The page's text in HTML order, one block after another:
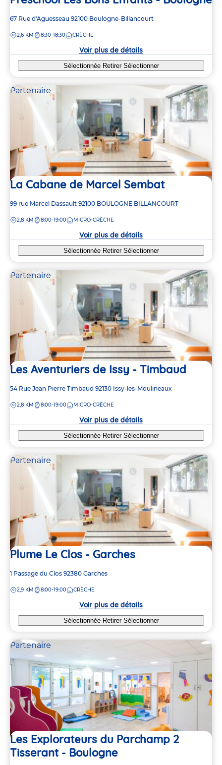
Adresse
la
67 Rue d'Aguesseau 92100 Boulogne-Billancourt
DISTANCE
2,6 KM 8:30-18:30 CRÈCHE
Voir plus de détails
Sélectionnée Retirer Sélectionner
Partenaire
La Cabane de Marcel Sembat
Adresse
la
99 rue Marcel Dassault 92100 BOULOGNE BILLANCOURT
DISTANCE
2,8 KM 8:00-19:00 MICRO-CRÈCHE
Voir plus de détails
Sélectionnée Retirer Sélectionner
Partenaire
Les Aventuriers de Issy - Timbaud
Adresse
la
54 Rue Jean Pierre Timbaud 92130 Issy-les-Moulineaux
DISTANCE
2,8 KM 8:00-19:00 MICRO-CRÈCHE
Voir plus de détails
Sélectionnée Retirer Sélectionner
Partenaire
Plume Le Clos - Garches
Adresse
la
1 Passage du Clos 92380 Garches
DISTANCE
2,9 KM 8:00-19:00 CRÈCHE
Voir plus de détails
Sélectionnée Retirer Sélectionner
Partenaire
Les Explorateurs du Parchamp 2
Tisserant - Boulogne
7
7